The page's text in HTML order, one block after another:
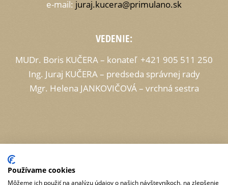
e-mail: juraj.kucera@primulano.sk
VEDENIE:
MUDr. Boris KUČERA – konateľ +421 905 511 250
Ing. Juraj KUČERA – predseda správnej rady
Mgr. Helena JANKOVIČOVÁ – vrchná sestra
Ochrana osobných údajov
Používame cookies
Môžeme ich použiť na analýzu údajov o našich návštevníkoch, na zlepšenie